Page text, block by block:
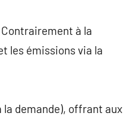
à la
les émissions via la
la demande), offrant aux